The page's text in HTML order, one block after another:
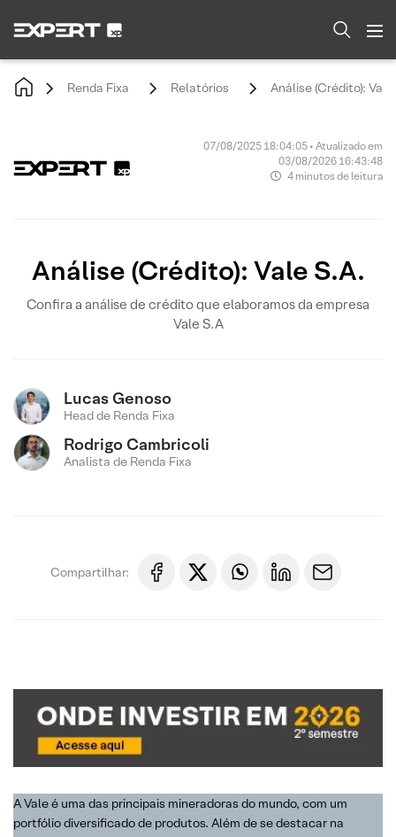
Renda Fixa Relatórios Análise (Crédito): Vale
07/08/2025 18:04:05 • Atualizado em
03/08/2026 16:43:48
4 minutos de leitura
Análise (Crédito): Vale S.A.
Confira a análise de crédito que elaboramos da empresa
Vale S.A
Lucas Genoso
Head de Renda Fixa
Rodrigo Cambricoli
Analista de Renda Fixa
Compartilhar:
A Vale é uma das principais mineradoras do mundo, com um
portfólio diversificado de produtos. Além de se destacar na